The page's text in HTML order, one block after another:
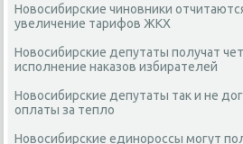
Новосибирские чиновники
увеличение тарифов ЖКХ
Новосибирские депутаты получат
исполнение наказов избирателей
Новосибирские депутаты так и не
оплаты за тепло
Новосибирские единороссы могут